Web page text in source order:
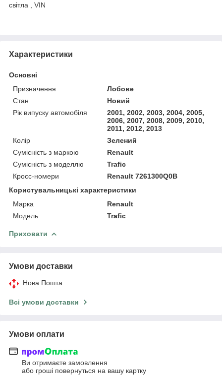
світла , VIN
Характеристики
Основні
Призначення
Лобове
Стан
Новий
Рік випуску автомобіля
2001, 2002, 2003, 2004, 2005,
2006, 2007, 2008, 2009, 2010,
2011, 2012, 2013
Колір
Зелений
Сумісність з маркою
Renault
Сумісність з моделлю
Trafic
Кросс-номери
Renault 7261300Q0B
Користувальницькі характеристики
Марка
Renault
Модель
Trafic
Приховати
Умови доставки
Нова Пошта
Всі умови доставки
Умови оплати
Ви отримаєте замовлення
або гроші повернуться на вашу картку